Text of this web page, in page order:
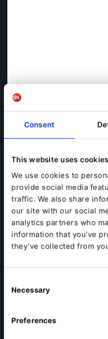
Consent
This website uses cookies
We use cookies to
provide social media
traffic. We also share
our site with our social
analytics partners who
information that you’ve
they’ve collected from
Selection
Necessary
Preferences
europeos dan por
infraestructura. Pero si se